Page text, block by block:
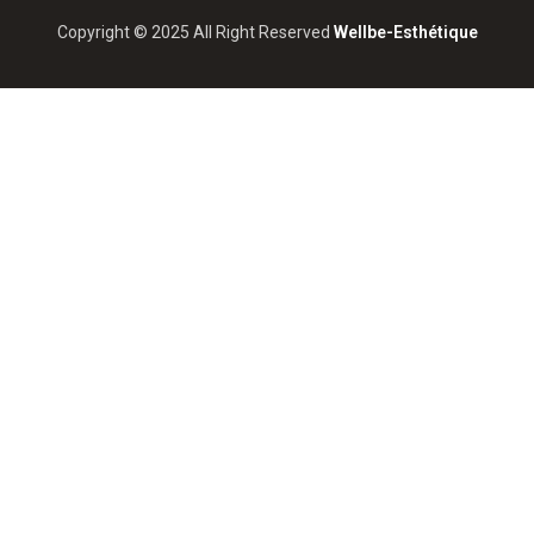
Copyright © 2025 All Right Reserved Wellbe-Esthétique